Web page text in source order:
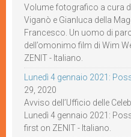
Volume fotografico a cura
Viganò e Gianluca della
Francesco. Un uomo di
dell’omonimo film di Wim
ZENIT - Italiano.
Lunedì 4 gennaio 2021:
29, 2020
Avviso dell’Ufficio delle
Lunedì 4 gennaio 2021:
first on ZENIT - Italiano.